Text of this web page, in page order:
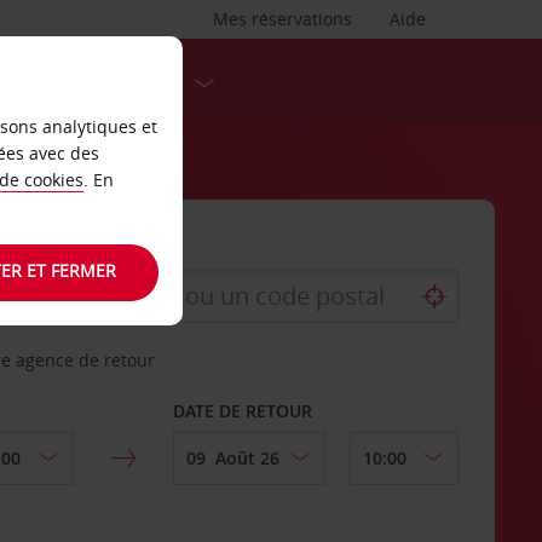
Aide
Mes réservations
agence de retour
DATE DE RETOUR
analytiques et
avec des
cookies. En
ET FERMER